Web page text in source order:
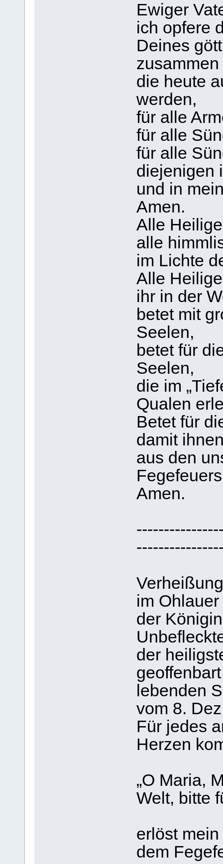
Ewiger
ich opfere
Deines
die heute
werden,
für alle
für alle
für alle
diejenigen
und in
Amen.
Alle
alle
im Lichte
Alle
ihr in der
betet mit
Seelen,
betet für
Seelen,
die im
Qualen
Betet für
damit
aus den
Amen.
im
der
der
lebenden
vom 8.
Für jedes
Herzen
„O Maria,
Welt, bitte
erlöst
dem